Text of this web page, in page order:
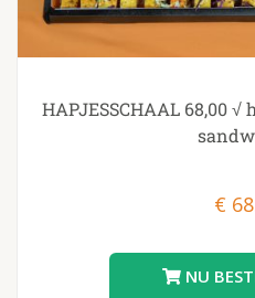
HAPJESSCHAAL 68,00
€